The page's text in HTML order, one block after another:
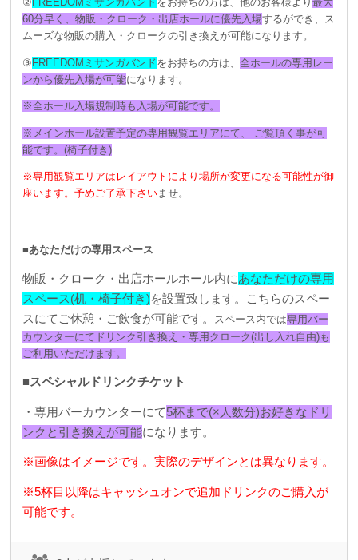
60分早く、物販・クローク・出店ホールに優先入場するができ、ス
ムーズな物販の購入・クロークの引き換えが可能になります。
③FREEDOMミサンガバンドをお持ちの方は、 全ホールの専用レー
ンから優先入場が可能になります。
※全ホール入場規制時も入場が可能です。
※メインホール設置予定の専用観覧エリアにて、 ご覧頂く事が可
能です。(椅子付き)
※専用観覧エリアはレイアウトにより場所が変更になる可能性が御
座います。予めご了承下さいませ。
■あなただけの専用スペース
物販・クローク・出店ホールホール内にあなただけの専用
スペース(机・椅子付き)を設置致します。こちらのスペー
スにてご休憩・ご飲食が可能です。
スペース内では専用バー
カウンターにてドリンク引き換え・専用クローク(出し入れ自由)も
ご利用いただけます。
■スペシャルドリンクチケット
・専用バーカウンターにて5杯まで(×人数分)お好きなドリ
ンクと引き換えが可能になります。
※画像はイメージです。実際のデザインとは異なります。
※5杯目以降はキャッシュオンで追加ドリンクのご購入が
可能です。